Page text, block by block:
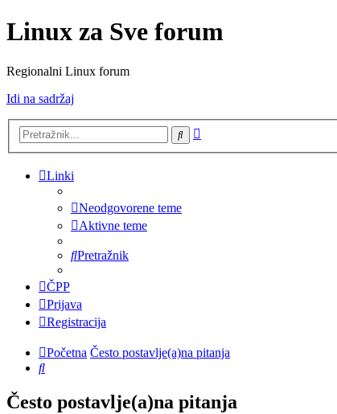
Linux za Sve forum
Regionalni Linux forum
Idi na sadržaj
Pretražnik
Linki
Neodgovorene teme
Aktivne teme
Pretražnik
ČPP
Prijava
Registracija
Početna Često postavlje(a)na pitanja
Pretražnik
Često postavlje(a)na pitanja